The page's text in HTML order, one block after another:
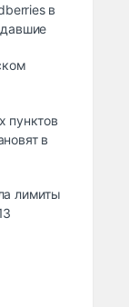
в
пунктов
в
лимиты